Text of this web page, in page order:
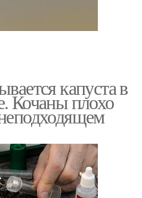
капуста в
Кочаны плохо